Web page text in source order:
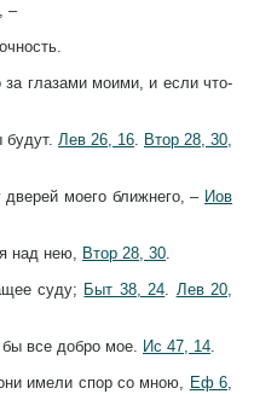
–
глазами моими, и если что-
будут. Лев 26, 16. Втор 28, 30,
моего ближнего, – Иов
над нею, Втор 28, 30.
суду; Быт 38, 24. Лев 20,
все добро мое. Ис 47, 14.
имели спор со мною, Еф 6,